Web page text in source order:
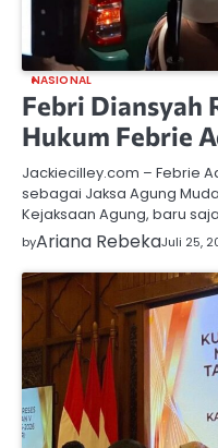
NASIONAL
Febri Diansyah
Hukum Febrie
Jackiecilley.com – Febrie
sebagai Jaksa Agung
Kejaksaan Agung, baru
byAriana RebekaJuli 25,